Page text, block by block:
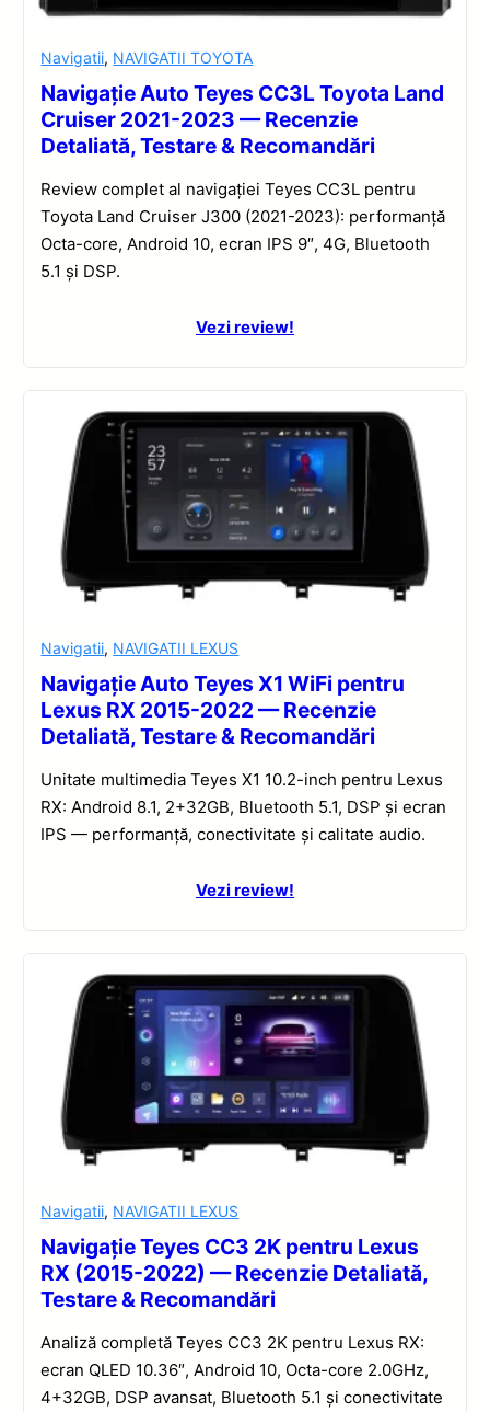
Navigatii, NAVIGATII TOYOTA
Navigație Auto Teyes CC3L Toyota Land
Cruiser 2021-2023 — Recenzie
Detaliată, Testare & Recomandări
Review complet al navigației Teyes CC3L pentru
Toyota Land Cruiser J300 (2021-2023): performanță
Octa-core, Android 10, ecran IPS 9″, 4G, Bluetooth
5.1 și DSP.
Vezi review!
Navigatii, NAVIGATII LEXUS
Navigație Auto Teyes X1 WiFi pentru
Lexus RX 2015-2022 — Recenzie
Detaliată, Testare & Recomandări
Unitate multimedia Teyes X1 10.2-inch pentru Lexus
RX: Android 8.1, 2+32GB, Bluetooth 5.1, DSP și ecran
IPS — performanță, conectivitate și calitate audio.
Vezi review!
Navigatii, NAVIGATII LEXUS
Navigație Teyes CC3 2K pentru Lexus
RX (2015-2022) — Recenzie Detaliată,
Testare & Recomandări
Analiză completă Teyes CC3 2K pentru Lexus RX:
ecran QLED 10.36″, Android 10, Octa-core 2.0GHz,
4+32GB, DSP avansat, Bluetooth 5.1 și conectivitate